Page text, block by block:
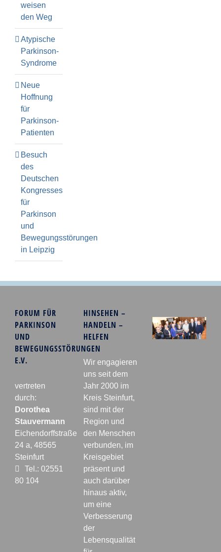
weisen
den Weg
Atypische
Parkinson-
Syndrome
Neue
Hoffnung
für
Parkinson-
Patienten
Besuch
des
Deutschen
Kongresses
für
Parkinson
und
Bewegungsstörungen
in Leipzig
FORUM FÜR
PARKINSON
UND
BEWEGUNGSSTÖRUNGEN
E.V.
vertreten
durch:
Dorothea
Stauvermann
Eichendorffstraße
24 a, 48565
Steinfurt
Tel.: 02551
80 104
HINSEHEN –
HANDELN –
HELFEN
Wir engagieren
uns seit dem
Jahr 2000 im
Kreis Steinfurt,
sind mit der
Region und
den Menschen
verbunden, im
Kreisgebiet
präsent und
auch darüber
hinaus aktiv,
um eine
Verbesserung
der
Lebensqualität